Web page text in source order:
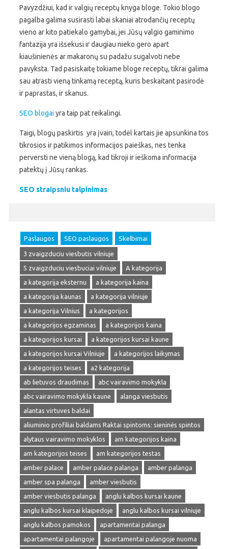
Pavyzdžiui, kad ir valgių receptų knyga bloge. Tokio blogo
pagalba galima susirasti labai skaniai atrodančių receptų
vieno ar kito patiekalo gamybai, jei Jūsų valgio gaminimo
fantazija yra išsekusi ir daugiau nieko gero apart
kiaušinienės ar makaronų su padažu sugalvoti nebe
pavyksta. Tad pasiskaitę tokiame bloge receptų, tikrai galima
sau atrasti vieną tinkamą receptą, kuris beskaitant pasirodė
ir paprastas, ir skanus.
SEO blogaiyra taip pat reikalingi.
Taigi, blogų paskirtis yra įvairi, todėl kartais jie apsunkina tos
tikrosios ir patikimos informacijos paieškas, nes tenka
perversti ne vieną blogą, kad tikroji ir ieškoma informacija
patektų į Jūsų rankas.
SEO straipsniu talpinimas
Paslaugos SEO paslaugos Skelbimai
3 zvaigzduciu viesbutis vilniuje
5 zvaigzduciu viesbuciai vilniuje
A kategorija
a kategorija eksternu
a kategorija kaina
a kategorija kaunas
a kategorija vilniuje
a kategorija Vilnius
a kategorijos
a kategorijos egzaminas
a kategorijos kaina
a kategorijos kursai
a kategorijos kursai kaune
a kategorijos kursai Vilniuje
a kategorijos laikymas
a kategorijos teises
a2 kategorija
ab lietuvos draudimas
abc vairavimo mokykla
abc vairavimo mokykla kaune
alanga viesbutis
alantas virtuves baldai
aliuminio profiliai baldams Raktai spintoms: sieninės spintos
alytaus vairavimo mokyklos
am kategorijos kaina
am kategorijos teises
am kategorijos testas
amber palace
amber palace palanga
amber palanga
amber spa palanga
amber viesbutis
amber viesbutis palanga
anglu kalbos kursai kaune
anglu kalbos kursai klaipedoje
anglu kalbos kursai vilniuje
anglu kalbos pamokos
apartamentai palanga
apartamentai palangoje
apartamentai palangoje nuoma